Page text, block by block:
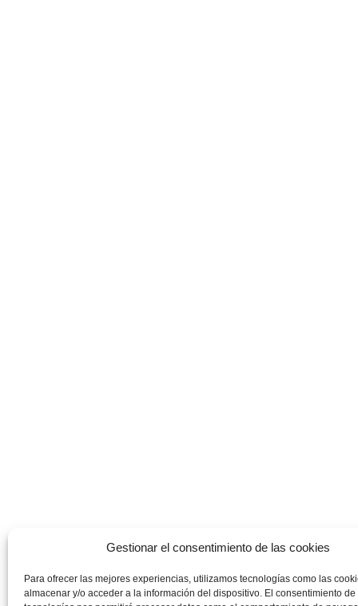
Gestionar el consentimiento de las cookies
Para ofrecer las mejores experiencias, utilizamos tecnologías como las
almacenar y/o acceder a la información del dispositivo. El consentimiento de